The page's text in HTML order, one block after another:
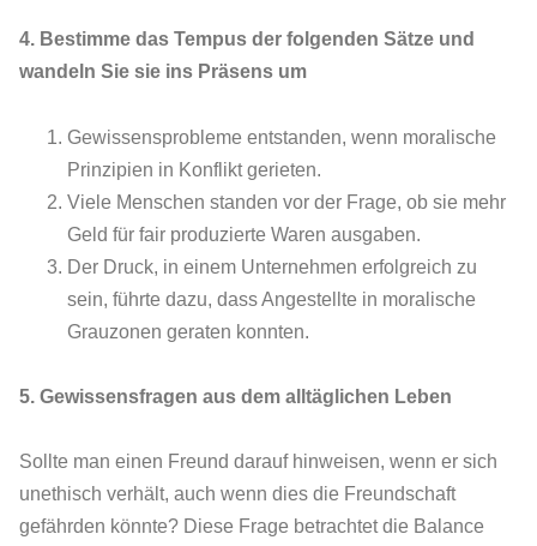
4. Bestimme das Tempus der folgenden Sätze und
wandeln Sie sie ins Präsens um
Gewissensprobleme entstanden, wenn moralische
Prinzipien in Konflikt gerieten.
Viele Menschen standen vor der Frage, ob sie mehr
Geld für fair produzierte Waren ausgaben.
Der Druck, in einem Unternehmen erfolgreich zu
sein, führte dazu, dass Angestellte in moralische
Grauzonen geraten konnten.
5. Gewissensfragen aus dem alltäglichen Leben
Sollte man einen Freund darauf hinweisen, wenn er sich
unethisch verhält, auch wenn dies die Freundschaft
gefährden könnte? Diese Frage betrachtet die Balance